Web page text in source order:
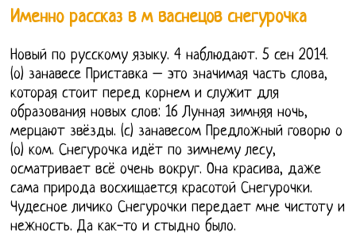
Именно рассказ в м васнецов снегурочка
Новый по русскому языку. 4 наблюдают. 5 сен 2014.
(о) занавесе Приставка – это значимая часть слова,
которая стоит перед корнем и служит для
образования новых слов: 16 Лунная зимняя ночь,
мерцают звёзды. (с) занавесом Предложный говорю о
(о) ком. Снегурочка идёт по зимнему лесу,
осматривает всё очень вокруг. Она красива, даже
сама природа восхищается красотой Снегурочки.
Чудесное личико Снегурочки передает мне чистоту и
нежность. Да как-то и стыдно было.